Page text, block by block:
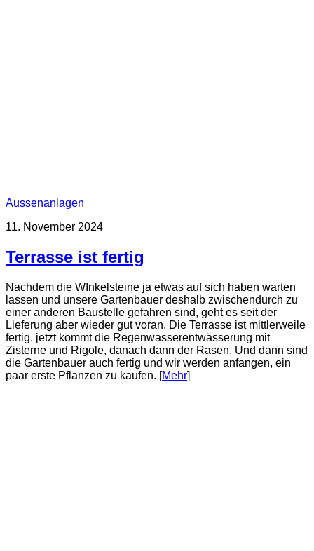
Aussenanlagen
11. November 2024
Terrasse ist fertig
Nachdem die WInkelsteine ja etwas auf sich haben warten
lassen und unsere Gartenbauer deshalb zwischendurch zu
einer anderen Baustelle gefahren sind, geht es seit der
Lieferung aber wieder gut voran. Die Terrasse ist mittlerweile
fertig. jetzt kommt die Regenwasserentwässerung mit
Zisterne und Rigole, danach dann der Rasen. Und dann sind
die Gartenbauer auch fertig und wir werden anfangen, ein
paar erste Pflanzen zu kaufen. [Mehr]